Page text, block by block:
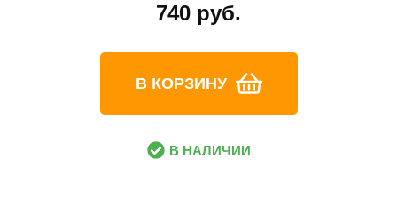
740 руб.
В КОРЗИНУ
В НАЛИЧИИ